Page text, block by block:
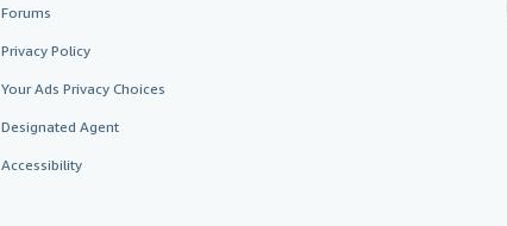
Forums
Privacy Policy
Your Ads Privacy Choices
Designated Agent
Accessibility